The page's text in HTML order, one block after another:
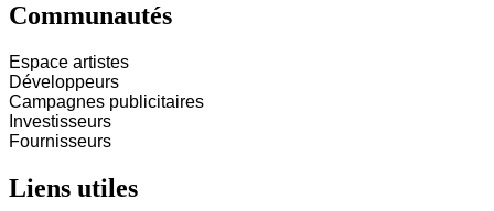
Communautés
Espace artistes
Développeurs
Campagnes publicitaires
Investisseurs
Fournisseurs
Liens utiles